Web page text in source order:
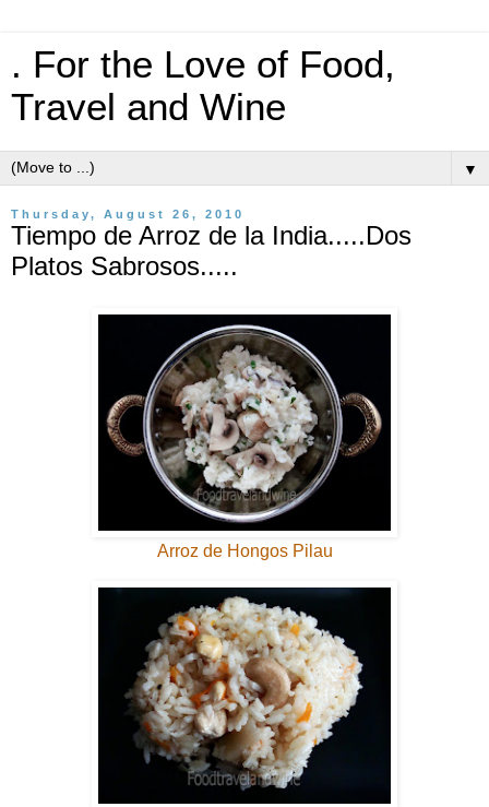
. For the Love of Food,
Travel and Wine
▼
Thursday, August 26, 2010
Tiempo de Arroz de la India.....Dos
Platos Sabrosos.....
Arroz de Hongos Pilau